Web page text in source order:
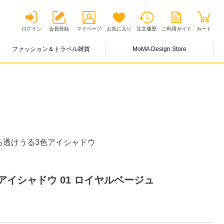
ログイン 会員登録 マイページ お気に入り 注文履歴 ご利用ガイド カート
ファッション＆トラベル雑貨 MoMA Design Store
けうる3色アイシャドウ
イシャドウ 01 ロイヤルベージュ